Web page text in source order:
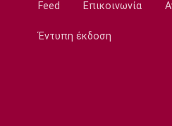
12:30
Feed Επικοινωνία
Έντυπη έκδοση